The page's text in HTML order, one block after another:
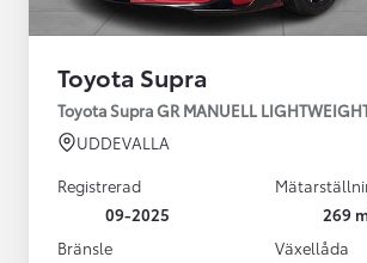
Toyota Supra
Toyota Supra GR MANUELL
UDDEVALLA
Registrerad
09-2025
269
Bränsle
Växellåda